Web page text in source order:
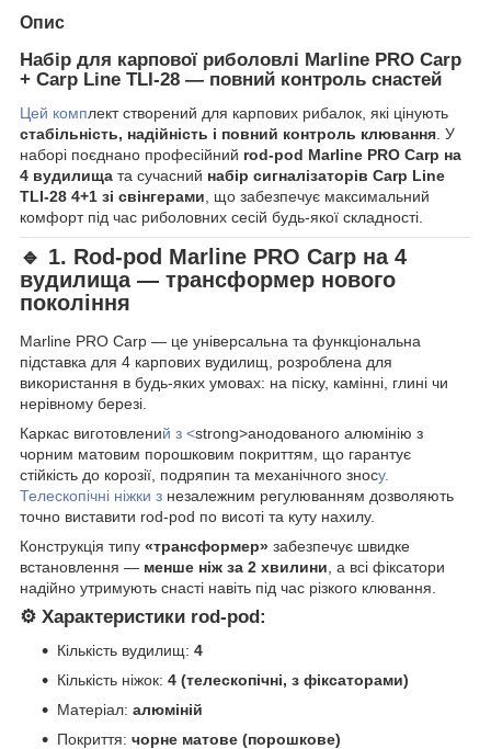
Опис
Набір для карпової риболовлі Marline PRO Carp
+ Carp Line TLI-28 — повний контроль снастей
Цей комплект створений для карпових рибалок, які цінують
стабільність, надійність і повний контроль клювання . У
наборі поєднано професійний rod-pod Marline PRO Carp на
4 вудилища та сучасний набір сигналізаторів Carp Line
TLI-28 4+1 зі свінгерами , що забезпечує максимальний
комфорт під час риболовних сесій будь-якої складності.
🔹 1. Rod-pod Marline PRO Carp на 4
вудилища — трансформер нового
покоління
Marline PRO Carp — це універсальна та функціональна
підставка для 4 карпових вудилищ, розроблена для
використання в будь-яких умовах: на піску, камінні, глині чи
нерівному березі.
Каркас виготовлений з <strong>анодованого алюмінію з
чорним матовим порошковим покриттям, що гарантує
стійкість до корозії, подряпин та механічного зносу.
Телескопічні ніжки з незалежним регулюванням дозволяють
точно виставити rod-pod по висоті та куту нахилу.
Конструкція типу «трансформер» забезпечує швидке
встановлення — менше ніж за 2 хвилини, а всі фіксатори
надійно утримують снасті навіть під час різкого клювання.
⚙️ Характеристики rod-pod:
Кількість вудилищ: 4
Кількість ніжок: 4 (телескопічні, з фіксаторами)
Матеріал: алюміній
Покриття: чорне матове (порошкове)